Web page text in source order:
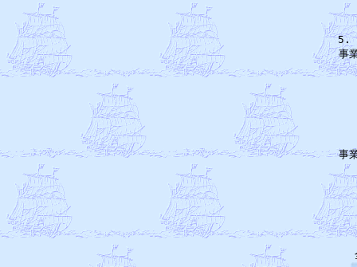
5.
●
●
目
●
、
す
●